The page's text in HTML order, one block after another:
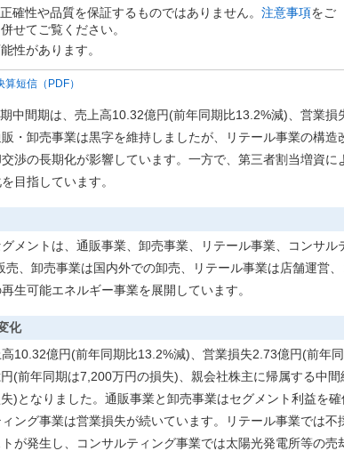
確性や品質を保証するものではありません。 注意事項をご
せてご覧ください。
性があります。
算短信 （PDF）
中間期は、売上高10.32億円(前年同期比13.2%減)、営業損
・卸売事業は黒字を維持しましたが、リテール事業の構造
渉の長期化が影響しています。一方で、第三者割当増資に
目指しています。
メントは、通販事業、卸売事業、リテール事業、コンサル
、卸売事業は国内外での卸売、リテール事業は店舗運営、
生可能エネルギー事業を展開しています。
化
10.32億円(前年同期比13.2%減)、営業損失2.73億円(前年同
(前年同期は7,200万円の損失)、親会社株主に帰属する中間
)となりました。通販事業と卸売事業はセグメント利益を確
ング事業は営業損失が続いています。リテール事業では不
が発生し、コンサルティング事業では太陽光発電所等の売